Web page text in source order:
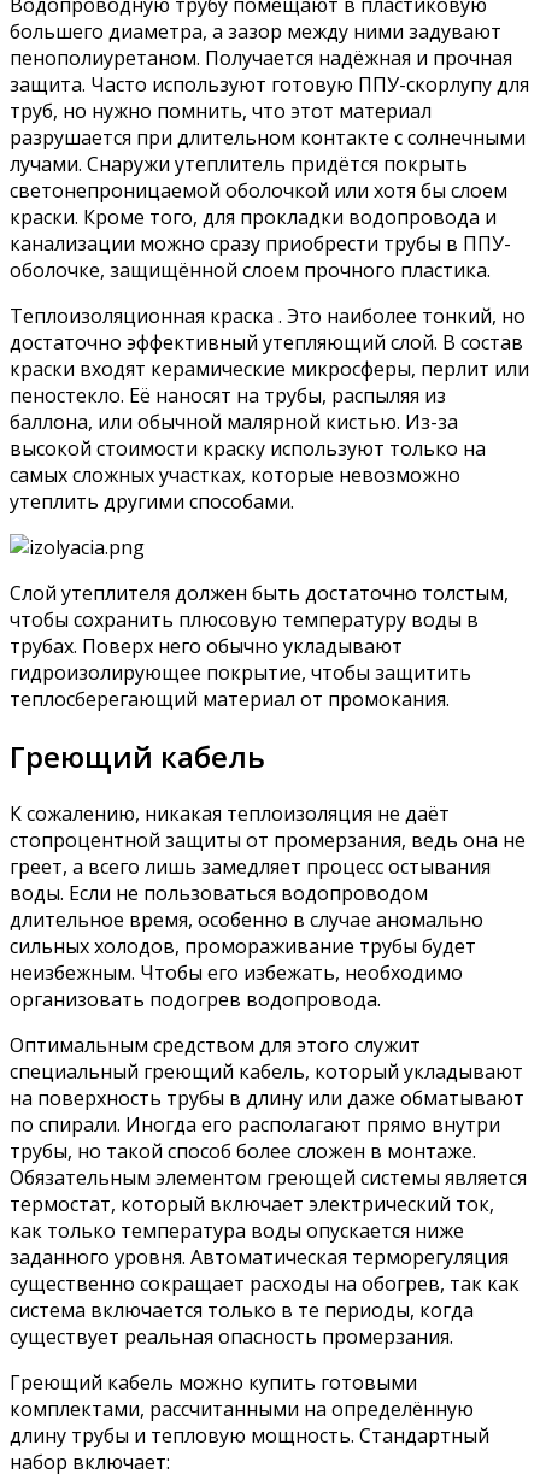
большего диаметра, а зазор между ними задувают
пенополиуретаном. Получается надёжная и прочная
защита. Часто используют готовую ППУ-скорлупу для
труб, но нужно помнить, что этот материал
разрушается при длительном контакте с солнечными
лучами. Снаружи утеплитель придётся покрыть
светонепроницаемой оболочкой или хотя бы слоем
краски. Кроме того, для прокладки водопровода и
канализации можно сразу приобрести трубы в ППУ-
оболочке, защищённой слоем прочного пластика.
Теплоизоляционная краска . Это наиболее тонкий, но
достаточно эффективный утепляющий слой. В состав
краски входят керамические микросферы, перлит или
пеностекло. Её наносят на трубы, распыляя из
баллона, или обычной малярной кистью. Из-за
высокой стоимости краску используют только на
самых сложных участках, которые невозможно
утеплить другими способами.
Слой утеплителя должен быть достаточно толстым,
чтобы сохранить плюсовую температуру воды в
трубах. Поверх него обычно укладывают
гидроизолирующее покрытие, чтобы защитить
теплосберегающий материал от промокания.
Греющий кабель
К сожалению, никакая теплоизоляция не даёт
стопроцентной защиты от промерзания, ведь она не
греет, а всего лишь замедляет процесс остывания
воды. Если не пользоваться водопроводом
длительное время, особенно в случае аномально
сильных холодов, промораживание трубы будет
неизбежным. Чтобы его избежать, необходимо
организовать подогрев водопровода.
Оптимальным средством для этого служит
специальный греющий кабель, который укладывают
на поверхность трубы в длину или даже обматывают
по спирали. Иногда его располагают прямо внутри
трубы, но такой способ более сложен в монтаже.
Обязательным элементом греющей системы является
термостат, который включает электрический ток,
как только температура воды опускается ниже
заданного уровня. Автоматическая терморегуляция
существенно сокращает расходы на обогрев, так как
система включается только в те периоды, когда
существует реальная опасность промерзания.
Греющий кабель можно купить готовыми
комплектами, рассчитанными на определённую
длину трубы и тепловую мощность. Стандартный
набор включает: